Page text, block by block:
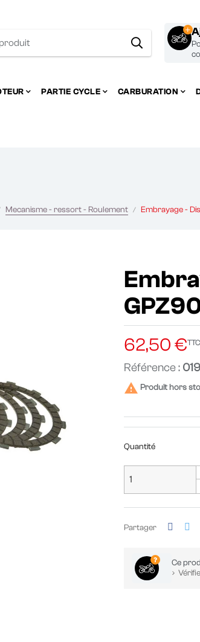
PARTIE CYCLE CARBURATION
Mecanisme - ressort - Roulement Embrayage -
62,50 €TTC
Référence :
 Produit hors
Quantité
Partager
Ce